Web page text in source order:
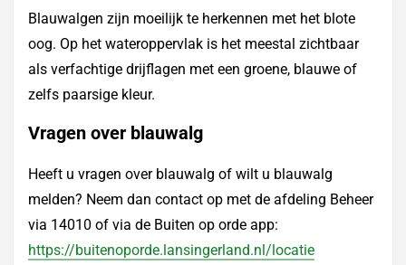
Blauwalgen zijn moeilijk te herkennen met het blote
oog. Op het wateroppervlak is het meestal zichtbaar
als verfachtige drijflagen met een groene, blauwe of
zelfs paarsige kleur.
Vragen over blauwalg
Heeft u vragen over blauwalg of wilt u blauwalg
melden? Neem dan contact op met de afdeling Beheer
via 14010 of via de Buiten op orde app:
https://buitenoporde.lansingerland.nl/locatie